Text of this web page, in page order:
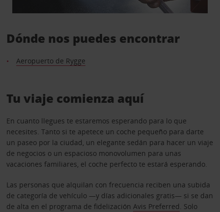
Dónde nos puedes encontrar
Aeropuerto de Rygge
Tu viaje comienza aquí
En cuanto llegues te estaremos esperando para lo que
necesites. Tanto si te apetece un coche pequeño para darte
un paseo por la ciudad, un elegante sedán para hacer un viaje
de negocios o un espacioso monovolumen para unas
vacaciones familiares, el coche perfecto te estará esperando.
Las personas que alquilan con frecuencia reciben una subida
de categoría de vehículo —y días adicionales gratis— si se dan
de alta en el programa de fidelización Avis Preferred. Solo